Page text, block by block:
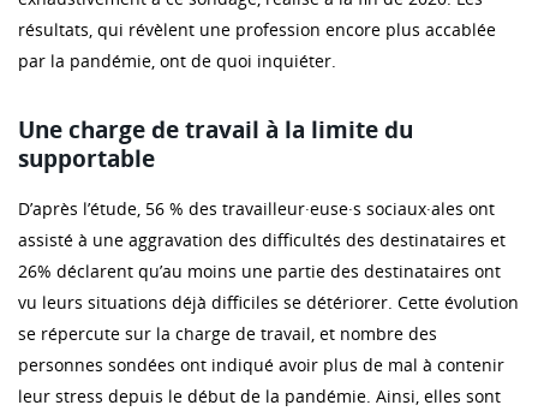
résultats, qui révèlent une profession encore plus accablée
par la pandémie, ont de quoi inquiéter.
Une charge de travail à la limite du
supportable
D’après l’étude, 56 % des travailleur·euse·s sociaux·ales ont
assisté à une aggravation des difficultés des destinataires et
26% déclarent qu’au moins une partie des destinataires ont
vu leurs situations déjà difficiles se détériorer. Cette évolution
se répercute sur la charge de travail, et nombre des
personnes sondées ont indiqué avoir plus de mal à contenir
leur stress depuis le début de la pandémie. Ainsi, elles sont